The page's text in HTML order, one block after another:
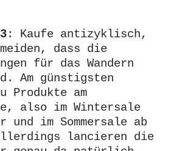
: Kaufe antizyklisch,
dass die
für das Wandern
Am günstigsten
Produkte am
also im Wintersale
und im Sommersale ab
lancieren die